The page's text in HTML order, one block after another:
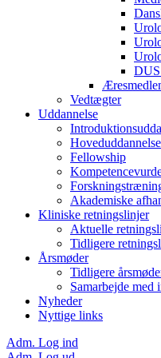
Vedtægter
Uddannelse
Hoveduddannelse
Fellowship
Akademiske
Kliniske retningslinjer
Aktuelle
Tidligere
Årsmøder
Tidligere
Samarbejde med
Nyheder
Nyttige links
Adm. Log ind